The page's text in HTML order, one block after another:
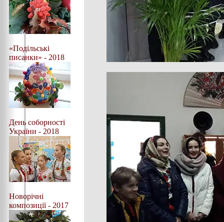
«Подільські
писанки» - 2018
День соборності
України - 2018
Новорічні
композиції - 2017